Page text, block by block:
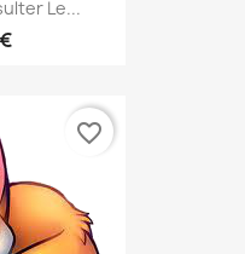
Le...
favorite_border